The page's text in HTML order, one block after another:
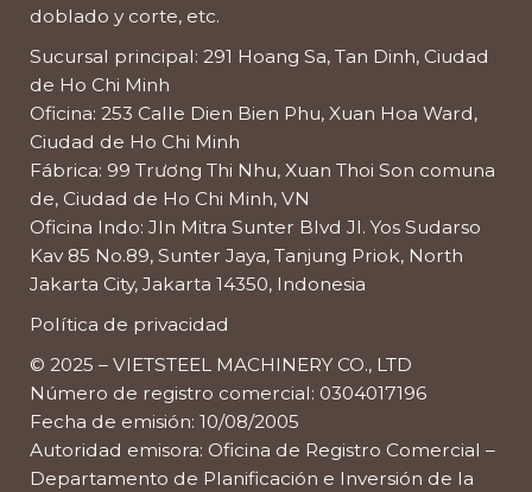
doblado y corte, etc.
Sucursal principal: 291 Hoang Sa, Tan Dinh, Ciudad
de Ho Chi Minh
Oficina: 253 Calle Dien Bien Phu, Xuan Hoa Ward,
Ciudad de Ho Chi Minh
Fábrica: 99 Trương Thi Nhu, Xuan Thoi Son comuna
de, Ciudad de Ho Chi Minh, VN
Oficina Indo: Jln Mitra Sunter Blvd Jl. Yos Sudarso
Kav 85 No.89, Sunter Jaya, Tanjung Priok, North
Jakarta City, Jakarta 14350, Indonesia
Política de privacidad
© 2025 – VIETSTEEL MACHINERY CO., LTD
Número de registro comercial: 0304017196
Fecha de emisión: 10/08/2005
Autoridad emisora: Oficina de Registro Comercial –
Departamento de Planificación e Inversión de la